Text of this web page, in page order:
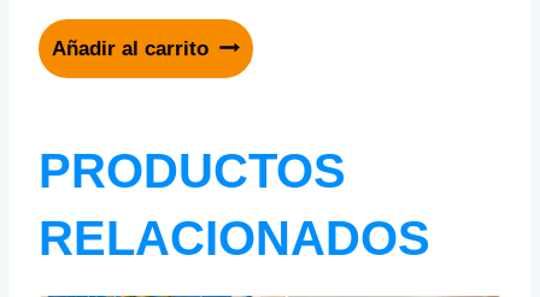
Añadir al carrito
PRODUCTOS
RELACIONADOS